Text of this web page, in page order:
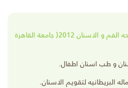
بكالوريوس طب و جراحه الفم و الاسنان 2012( جامعة القاهرة
و طب اسنان اطفال.
البريطانيه لتقويم الاسنان.